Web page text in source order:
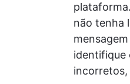
não tenha
identifique
incorretos,